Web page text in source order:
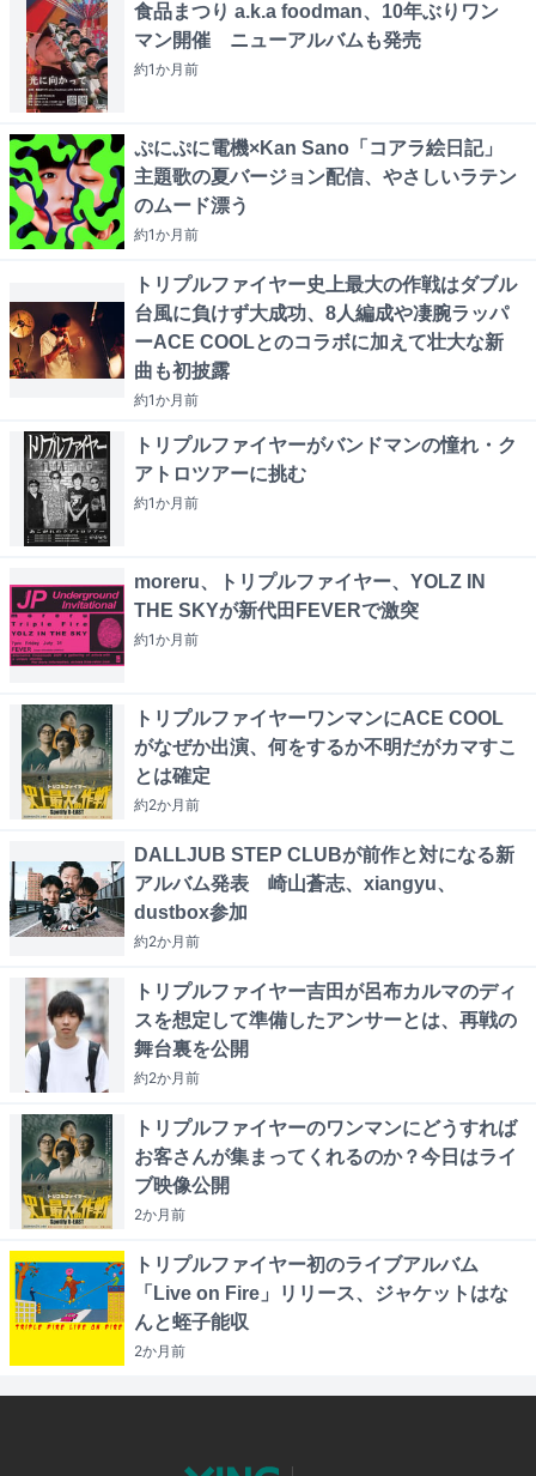
食品まつり a.k.a foodman、10年ぶりワン
マン開催 ニューアルバムも発売
約1か月前
ぷにぷに電機×Kan Sano「コアラ絵日記」
主題歌の夏バージョン配信、やさしいラテン
のムード漂う
約1か月前
トリプルファイヤー史上最大の作戦はダブル
台風に負けず大成功、8人編成や凄腕ラッパ
ーACE COOLとのコラボに加えて壮大な新
曲も初披露
約1か月前
トリプルファイヤーがバンドマンの憧れ・ク
アトロツアーに挑む
約1か月前
moreru、トリプルファイヤー、YOLZ IN
THE SKYが新代田FEVERで激突
約1か月前
トリプルファイヤーワンマンにACE COOL
がなぜか出演、何をするか不明だがカマすこ
とは確定
約2か月前
DALLJUB STEP CLUBが前作と対になる新
アルバム発表 崎山蒼志、xiangyu、
dustbox参加
約2か月前
トリプルファイヤー吉田が呂布カルマのディ
スを想定して準備したアンサーとは、再戦の
舞台裏を公開
約2か月前
トリプルファイヤーのワンマンにどうすれば
お客さんが集まってくれるのか？今日はライ
ブ映像公開
2か月前
トリプルファイヤー初のライブアルバム
「Live on Fire」リリース、ジャケットはな
んと蛭子能収
2か月前